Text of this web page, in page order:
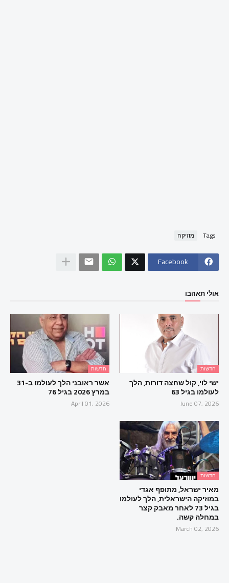
Tags מוזיקה
Facebook
אולי תאהבו
חדשות
ישי לוי, קול שחצה דורות, הלך
לעולמו בגיל 63
June 07, 2026
חדשות
אשר ראובני הלך לעולמו ב-31
במרץ 2026 בגיל 76
April 01, 2026
חדשות
מאיר ישראל, מתופף אגדי
במוזיקה הישראלית, הלך לעולמו
בגיל 73 לאחר מאבק קצר
במחלה קשה.
March 02, 2026